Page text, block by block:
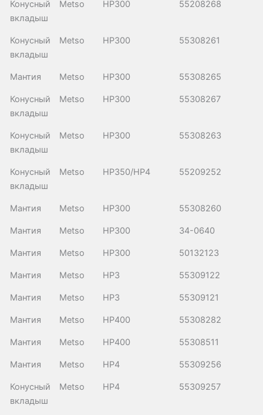
Конусный
вкладыш
Metso HP300 55208268
Конусный
вкладыш
Metso HP300 55308261
Мантия Metso HP300 55308265
Конусный
вкладыш
Metso HP300 55308267
Конусный
вкладыш
Metso HP300 55308263
Конусный
вкладыш
Metso HP350/HP4 55209252
Мантия Metso HP300 55308260
Мантия Metso HP300 34-0640
Мантия Metso HP300 50132123
Мантия Metso HP3 55309122
Мантия Metso HP3 55309121
Мантия Metso HP400 55308282
Мантия Metso HP400 55308511
Мантия Metso HP4 55309256
Конусный
вкладыш
Metso HP4 55309257